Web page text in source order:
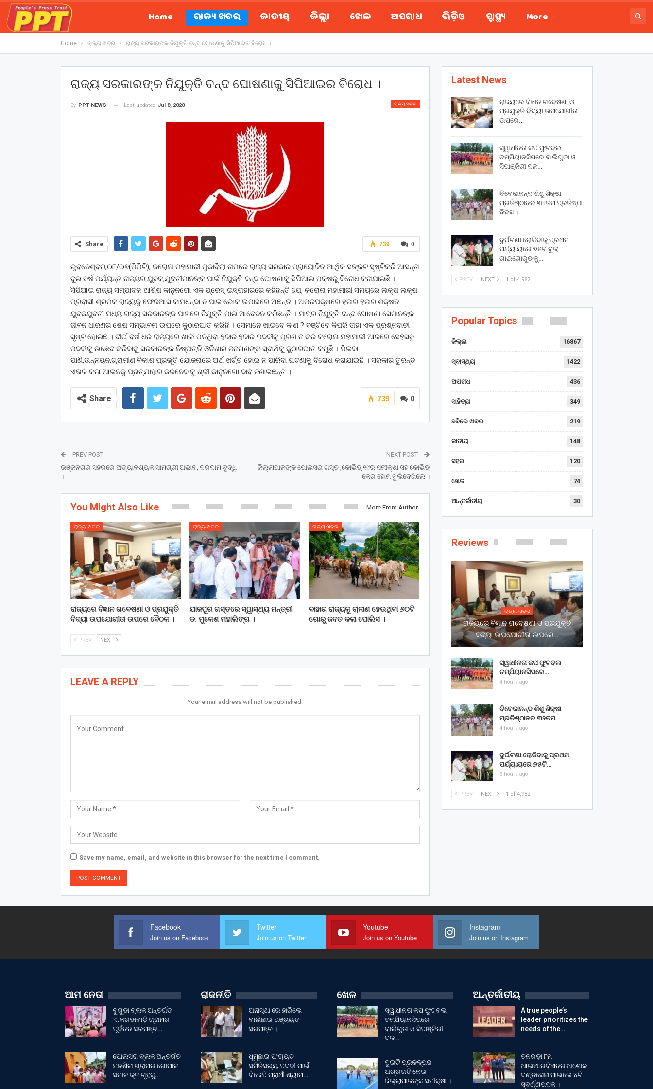
Home ରାଜ୍ୟ ଖବର ଜାତୀୟ ଜିଲ୍ଲା ଖେଳ ଅପରାଧ ଭିଡ଼ିଓ ସ୍ବାସ୍ଥ୍ୟ More
Home ରାଜ୍ୟ ଖବର ରାଜ୍ୟ ସରକାରଙ୍କ ନିଯୁକ୍ତି ବନ୍ଦ ଘୋଷଣାକୁ ସିପିଆଇର ବିରୋଧ ।
ରାଜ୍ୟ ସରକାରଙ୍କ ନିଯୁକ୍ତି ବନ୍ଦ ଘୋଷଣାକୁ ସିପିଆଇର ବିରୋଧ ।
ରାଜ୍ୟ ଖବର
By PPT NEWS Last updated Jul 8, 2020
0
739
Share
ଭୁବନେଶ୍ବର,୦୮/୦୭(ପିପିଟି); କରୋନା ମହାମାରୀ ମୁକାବିଲା ନାମରେ ରାଜ୍ୟ ସରକାର ପ୍ରାୟୋଜିତ ଆର୍ଥିକ ସଙ୍କଟ ସୃଷ୍ଟିକରି ଆସନ୍ତା
ଦୁଇ ବର୍ଷ ପର୍ଯ୍ୟନ୍ତ ରାଜ୍ୟର ଯୁବକ,ଯୁବତୀମାନଙ୍କ ପାଇଁ ନିଯୁକ୍ତି ବନ୍ଦ ଘୋଷଣାକୁ ସିପିଆଇ ପକ୍ଷରୁ ବିରୋଧ କରାଯାଇଛି ।
ସିପିଆଇ ରାଜ୍ୟ ସମ୍ପାଦକ ଆଶିଷ କାନୁନଗୋ ଏକ ପ୍ରେସ୍ ଇସ୍ତାହାରରେ କହିଛନ୍ତି ଯେ, କରୋନା ମହାମାରୀ ସମୟରେ ଲକ୍ଷ ଲକ୍ଷ
ପ୍ରବାସୀ ଶ୍ରମିକ ରାଜ୍ୟକୁ ଫେରିଆସି କାମଧନ୍ଦା ନ ପାଇ ଭୋକ ଉପାସରେ ଅଛନ୍ତି । ଅପରପକ୍ଷରେ ହଜାର ହଜାର ଶିକ୍ଷତ
ଯୁବକଯୁବତୀ ମଧ୍ୟ ରାଜ୍ୟ ସରକାରଙ୍କ ପାଖରେ ନିଯୁକ୍ତି ପାଇଁ ଆବେଦନ କରିଛନ୍ତି । ମାତ୍ର ନିଯୁକ୍ତି ବନ୍ଦ ଘୋଷଣା ସେମାନଙ୍କ
ଜୀବନ ଧାରଣର ଶେଷ ସମ୍ଭାବନା ଉପରେ କୁଠାରଘାତ କରିଛି । ସେମାନେ ଖାଇବେ କ’ଣ ? ବଞ୍ଚିବେ କିପରି ତାହା ଏକ ପ୍ରଶ୍ନବାଚୀ
ସୃଷ୍ଟି ହୋଇଛି । ଦୀର୍ଘ ବର୍ଷ ଧରି ରାଜ୍ୟରେ ଖାଲି ପଡିଥିବା ହଜାର ହଜାର ପଦବୀକୁ ପୂରଣ ନ କରି କରୋନା ମହାମାରୀ ଆଳରେ ସେହିସବୁ
ପଦବୀକୁ ଉଛେଦ କରିବାକୁ ସରକାରଙ୍କ ନିଷ୍ପତ୍ତି ଓଡିଶାର ଜନଗଣଙ୍କ ସ୍ବାର୍ଥକୁ କୁଠାରଘାତ କରୁଛି । ପିଇବା
ପାଣି,ଉନ୍ନୟନ,ଗ୍ରାମୀଣ ବିକାଶ ପ୍ରଭୂତି ଯୋଜନାରେ ଅର୍ଥ ଖର୍ଚ୍ଚ ହୋଇ ନ ପାରିବା ଘଟଣାକୁ ବିରୋଧ କରାଯାଇଛି । ସରକାର ତୁରନ୍ତ
ଏଭଳି କଳା ଆଇନକୁ ପ୍ରତ୍ଯାହାର କରିନେବାକୁ ଶ୍ରୀ କାନୁନଗୋ ଦାବି ଜଣାଇଛନ୍ତି ।
0
739
Share
PREV POST
ଭଞ୍ଜନଗର ସହରରେ ଅତ୍ୟାବଶ୍ୟକ ସାମଗ୍ରୀ ଅଭାବ, ଦରଦାମ ବୃଦ୍ଧି
।
NEXT POST
ଜିଲ୍ଲାପାଳଙ୍କ ପୋଲସରା ଗସ୍ତ ,କୋଭିଡ୍ ୧୯ର ସମୀକ୍ଷା ସହ କୋଭିଡ୍
କେର ହୋମ ବୁଲିଦେଖିଲେ ।
You Might Also Like More From Author
ରାଜ୍ୟ ଖବର
ରାଜ୍ୟରେ ବିଜ୍ଞାନ ଗବେଷଣା ଓ ପ୍ରଯୁକ୍ତି
ବିଦ୍ୟା ଉପଯୋଗୀତା ଉପରେ ବୈଠକ ।
ରାଜ୍ୟ ଖବର
ଯାଜପୁର ଗସ୍ତରେ ସ୍ୱାସ୍ଥ୍ୟ ମନ୍ତ୍ରୀ
ଡ. ମୁକେଶ ମହାଲିଙ୍ଗ ।
ରାଜ୍ୟ ଖବର
ବାହାର ରାଜ୍ୟକୁ ଚାଲାଣ ହେଉଥିବା ୬୦ଟି
ଗୋରୁ ଜବତ କଲା ପୋଲିସ ।
PREV NEXT
LEAVE A REPLY
Your email address will not be published.
Save my name, email, and website in this browser for the next time I comment.
Latest News
ରାଜ୍ୟରେ ବିଜ୍ଞାନ ଗବେଷଣା ଓ
ପ୍ରଯୁକ୍ତି ବିଦ୍ୟା ଉପଯୋଗୀତା
ଉପରେ…
ସ୍ୱାଧୀନତା କପ ଫୁଟବଲ
ଚମ୍ପିୟାନସିପରେ ବାଲିଗୁଡା ଓ
ସିପାଞ୍ଜିରୀ ଦଳ…
ବିବେକାନନ୍ଦ ଶିଶୁ ଶିକ୍ଷା
ପ୍ରତିଷ୍ଠାନର ୩୨ତମ ପ୍ରତିଷ୍ଠା
ଦିବସ ।
ଦୁର୍ଘଟଣା ରୋକିବାକୁ ପ୍ରଥମ
ପର୍ଯ୍ୟାୟରେ ୭୫ଟି ବୁଲା
ଗାଈଗୋରୁଙ୍କୁ…
PREV NEXT 1 of 4,982
Popular Topics
ଜିଲ୍ଲା 16867
ସ୍ବାସ୍ଥ୍ୟ 1422
ଅପରାଧ 436
ସାହିତ୍ୟ 349
ଛବିରେ ଖବର 219
ଜାତୀୟ 148
ସହର 120
ଖେଳ 74
ଆନ୍ତର୍ଜାତୀୟ 30
Reviews
ରାଜ୍ୟ ଖବର
ରାଜ୍ୟରେ ବିଜ୍ଞାନ ଗବେଷଣା ଓ ପ୍ରଯୁକ୍ତି
ବିଦ୍ୟା ଉପଯୋଗୀତା ଉପରେ…
ସ୍ୱାଧୀନତା କପ ଫୁଟବଲ
ଚମ୍ପିୟାନସିପରେ…
4 hours ago
ବିବେକାନନ୍ଦ ଶିଶୁ ଶିକ୍ଷା
ପ୍ରତିଷ୍ଠାନର ୩୨ତମ…
4 hours ago
ଦୁର୍ଘଟଣା ରୋକିବାକୁ ପ୍ରଥମ
ପର୍ଯ୍ୟାୟରେ ୭୫ଟି…
5 hours ago
PREV NEXT 1 of 4,982
Facebook
Join us on Facebook
Twitter
Join us on Twitter
Youtube
Join us on Youtube
Instagram
Join us on Instagram
ଆମ ନେତା
ବୁଗୁଡା ବ୍ଲକ ଅନ୍ତର୍ଗତ
ଏ.କରଡାବାଡ଼ି ଗ୍ରାମର
ପୂର୍ବତନ ସରପଞ୍ଚ…
ପୋଲସରା ବ୍ଲକ ଅନ୍ତର୍ଗତ
ମନଶିଳା ଗ୍ରାମର ଗୋପାଳ
ସମାଜ କୂଳ ଗୃହକୁ…
ରାଜନୀତି
ଅନାସ୍ଥା ରେ ହାରିଲେ
ବାଲିଛାଇ ପଞ୍ଚାୟତ
ସରପଞ୍ଚ ।
ଧୂମୂଛାଇ ପଂଚାୟତ
ସମିତିସଭ୍ୟ ପଦବୀ ପାଇଁ
ବିଜେପି ପ୍ରାର୍ଥୀ ଶ୍ୟାମ…
ଖେଳ
ସ୍ୱାଧୀନତା କପ ଫୁଟବଲ
ଚମ୍ପିୟାନସିପରେ
ବାଲିଗୁଡା ଓ ସିପାଞ୍ଜିରୀ
ଦଳ…
ଦୁଇଟି ପ୍ରକଳ୍ପର
ଅଗ୍ରଗତି ନେଇ
ଜିଲ୍ଲାପାଳଙ୍କ ସମୀକ୍ଷା ।
ଆନ୍ତର୍ଜାତୀୟ
A true people’s
leader prioritizes the
needs of the…
ତନରଡ଼ା ୮ମ
ଆଇଆରବିଏନର ଅଶୋକ
ଦଣ୍ଡସେନା ପାଇଲେ ୪ଟି
ସ୍ବର୍ଣ୍ଣପଦକ ।